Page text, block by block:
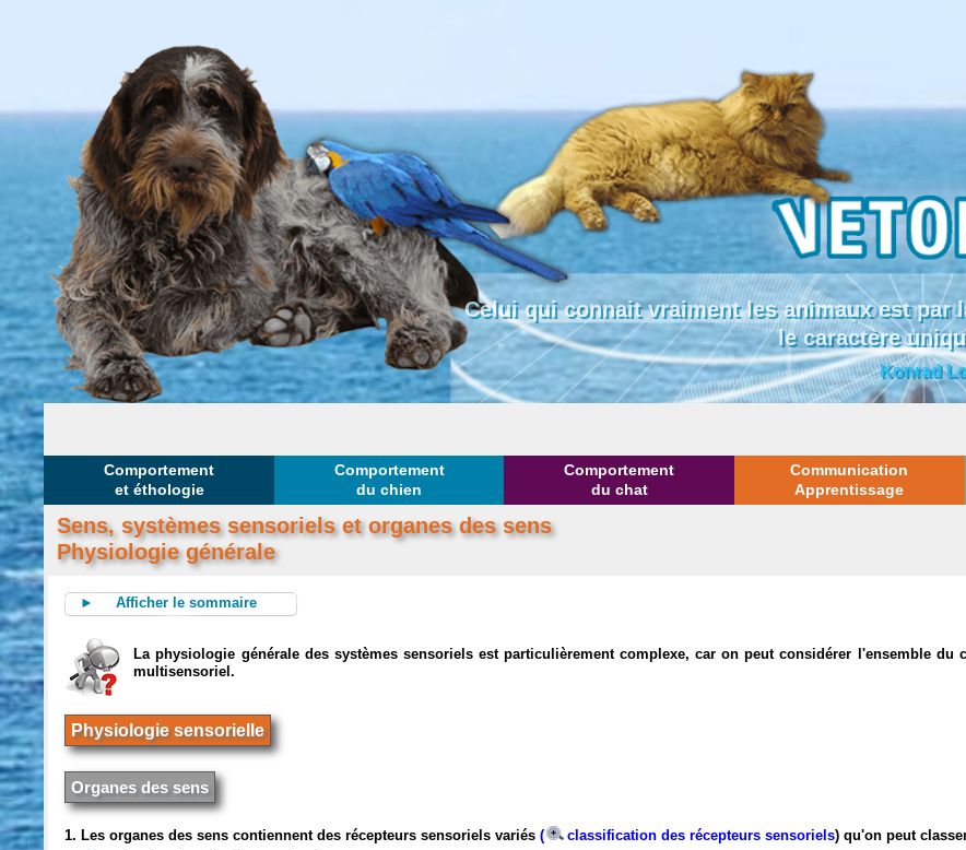
Celui qui connait vraiment les animaux est par
le caractère
Konrad
Comportement
et éthologie
Comportement
du chien
Comportement
du chat
Communication
Apprentissage
Sens, systèmes sensoriels et organes des sens
Physiologie générale
► Afficher le sommaire
La physiologie générale des systèmes sensoriels est particulièrement complexe, car on peut considérer l'ensemble du
multisensoriel.
Physiologie sensorielle
Organes des sens
1. Les organes des sens contiennent des récepteurs sensoriels variés( classification des récepteurs sensoriels) qu'on peut